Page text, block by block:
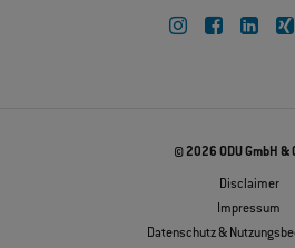
© 2026 ODU GmbH &
Disclaimer
Impressum
Datenschutz &